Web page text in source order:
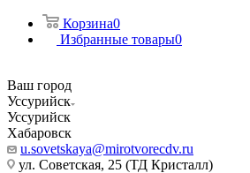
Корзина0
Избранные товары0
Ваш город
Уссурийск
Уссурийск
Хабаровск
u.sovetskaya@mirotvorecdv.ru
ул. Советская, 25 (ТД Кристалл)